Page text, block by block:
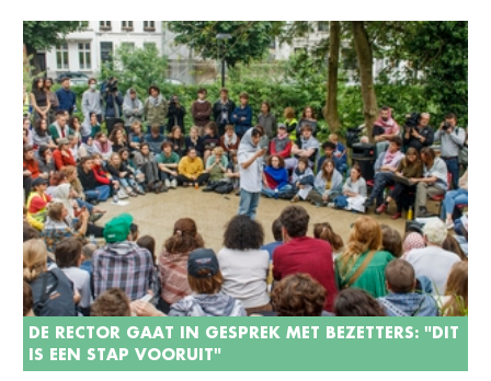
DE RECTOR GAAT IN GESPREK MET BEZETTERS: "DIT
IS EEN STAP VOORUIT"